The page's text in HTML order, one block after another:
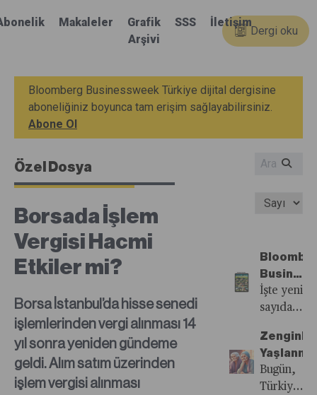
Makaleler
Grafik
Arşivi
SSS İletişim
Dergi oku
Bloomberg Businessweek Türkiye dijital dergisine
aboneliğiniz boyunca tam erişim sağlayabilirsiniz.
Abone Ol
Özel Dosya
Borsada İşlem
Vergisi Hacmi
Etkiler mi?
Borsa İstanbul’da hisse senedi
işlemlerinden vergi alınması 14
yıl sonra yeniden gündeme
geldi. Alım satım üzerinden
işlem vergisi alınması
33.
Yayında!
İşte yeni
sayıdan
çıkanlar...
Bugün,